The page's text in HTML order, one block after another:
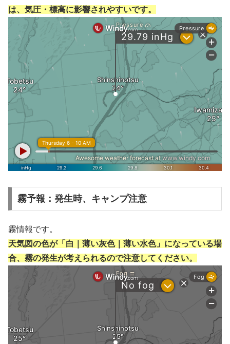
は、気圧・標高に影響されやすいです。
霧予報：発生時、キャンプ注意
霧情報です。
天気図の色が「白｜薄い灰色｜薄い水色」になっている場
合、霧の発生が考えられるので注意してください。